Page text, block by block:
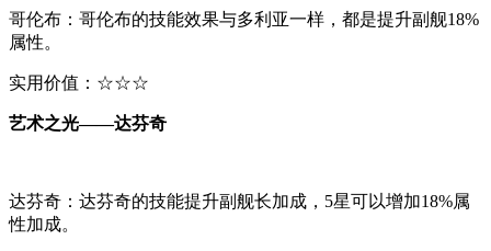
哥伦布：哥伦布的技能效果与多利亚一样，都是提升副舰18%
属性。
实用价值：☆☆☆
艺术之光——达芬奇
达芬奇：达芬奇的技能提升副舰长加成，5星可以增加18%属
性加成。